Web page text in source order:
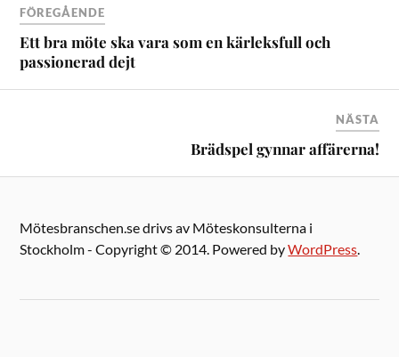
FÖREGÅENDE
Ett bra möte ska vara som en kärleksfull och
passionerad dejt
NÄSTA
Brädspel gynnar affärerna!
Mötesbranschen.se drivs av Möteskonsulterna i
Stockholm - Copyright © 2014. Powered byWordPress.